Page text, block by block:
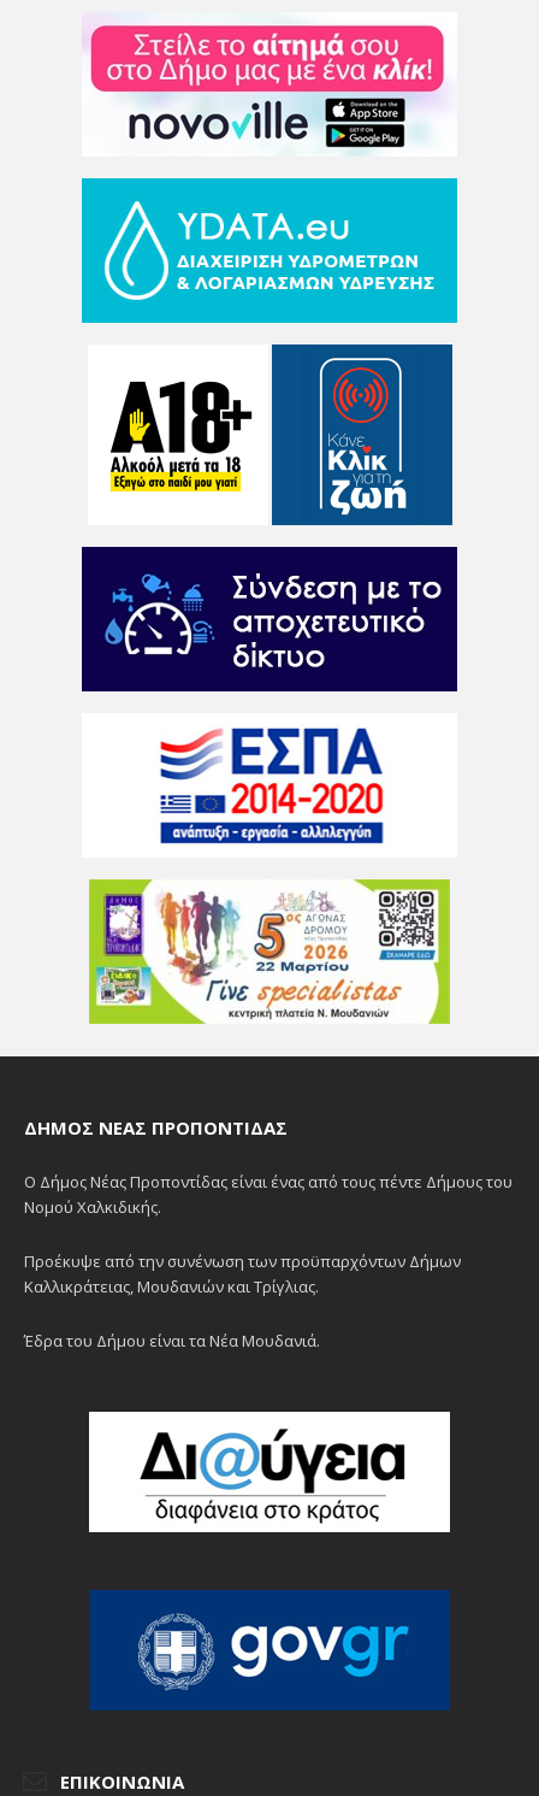
ΔΉΜΟΣ ΝΈΑΣ ΠΡΟΠΟΝΤΊΔΑΣ
Ο Δήμος Νέας Προποντίδας είναι ένας από τους πέντε Δήμους του
Νομού Χαλκιδικής.
Προέκυψε από την συνένωση των προϋπαρχόντων Δήμων
Καλλικράτειας, Μουδανιών και Τρίγλιας.
Έδρα του Δήμου είναι τα Νέα Μουδανιά.
ΕΠΙΚΟΙΝΩΝΊΑ